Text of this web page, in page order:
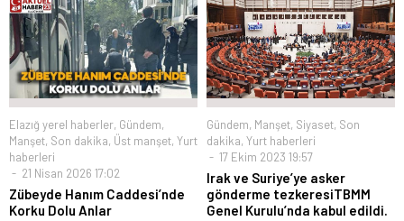
Elazığ yerel haberler, Gündem,
Manşet, Son dakika, Üst manşet, Yurt
haberleri
21 Nisan 2026 17:02
Zübeyde Hanım Caddesi’nde
Korku Dolu Anlar
Gündem, Manşet, Siyaset, Son
dakika, Yurt haberleri
17 Ekim 2023 19:57
Irak ve Suriye’ye asker
gönderme tezkeresiTBMM
Genel Kurulu’nda kabul edildi.